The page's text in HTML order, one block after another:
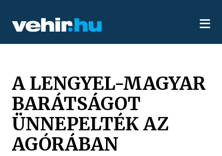
A LENGYEL-MAGYAR
BARÁTSÁGOT
ÜNNEPELTÉK AZ
AGÓRÁBAN